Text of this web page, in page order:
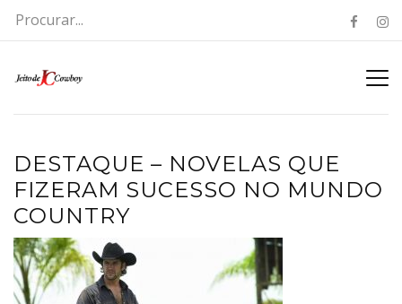
DESTAQUE – NOVELAS QUE
FIZERAM SUCESSO NO MUNDO
COUNTRY